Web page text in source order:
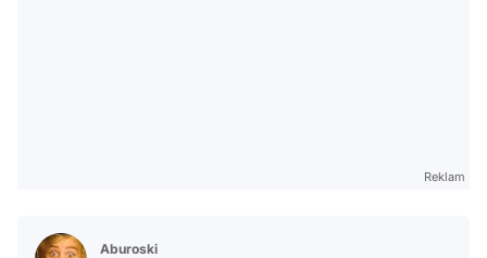
Reklam
Aburoski